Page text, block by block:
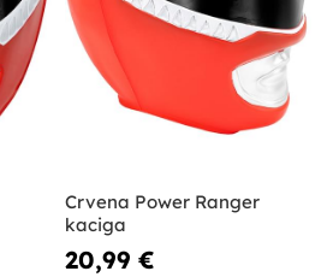
Crvena Power Ranger
kaciga
20,99 €